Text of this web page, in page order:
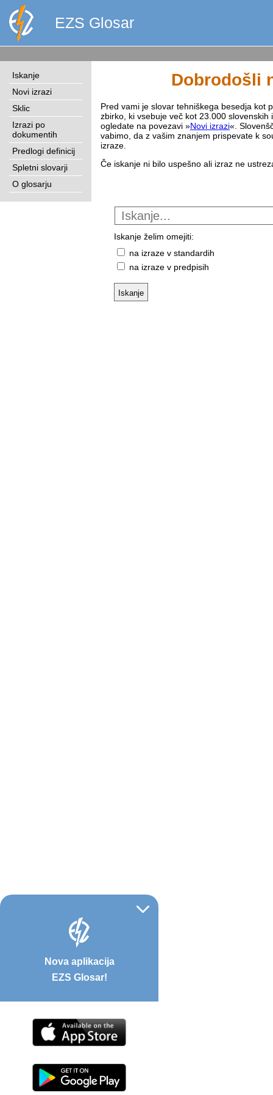
EZS Glosar
Iskanje
Novi izrazi
Sklic
Izrazi po
dokumentih
Predlogi definicij
Spletni slovarji
O glosarju
Dobrodošli
Pred vami je slovar tehniškega besedja kot
zbirko, ki vsebuje več kot 23.000
ogledate na povezavi »Novi izrazi«.
vabimo, da z vašim znanjem prispevate k
izraze.
Če iskanje ni bilo uspešno ali izraz ne
Iskanje želim omejiti:
na izraze v standardih
na izraze v predpisih
Nova aplikacija
EZS Glosar!